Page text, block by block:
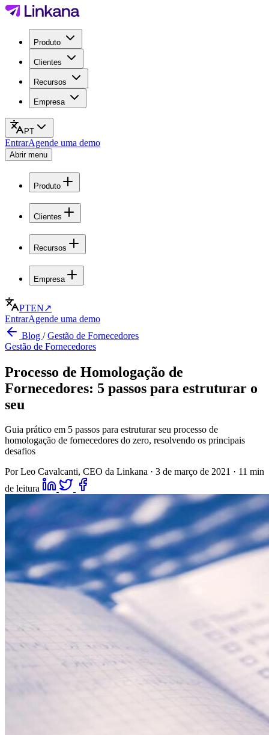
Produto
Clientes
Recursos
Empresa
PT
EntrarAgende uma demo
Abrir menu
Produto
Clientes
Recursos
Empresa
PTEN↗
EntrarAgende uma demo
Blog /Gestão de Fornecedores
Gestão de Fornecedores
Processo de Homologação de
Fornecedores: 5 passos para estruturar o
seu
Guia prático em 5 passos para estruturar seu processo de
homologação de fornecedores do zero, resolvendo os principais
desafios
Por Leo Cavalcanti, CEO da Linkana · 3 de março de 2021 · 11 min
de leitura